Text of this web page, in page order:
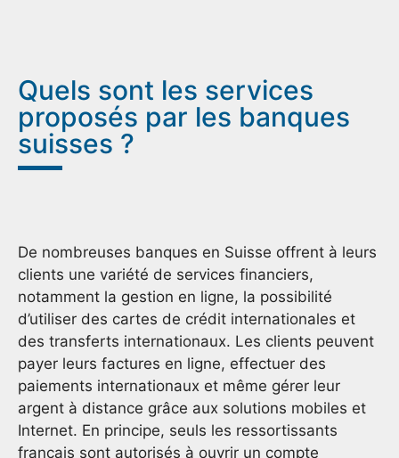
Quels sont les services
proposés par les banques
suisses ?
De nombreuses banques en Suisse offrent à leurs
clients une variété de services financiers,
notamment la gestion en ligne, la possibilité
d’utiliser des cartes de crédit internationales et
des transferts internationaux. Les clients peuvent
payer leurs factures en ligne, effectuer des
paiements internationaux et même gérer leur
argent à distance grâce aux solutions mobiles et
Internet. En principe, seuls les ressortissants
français sont autorisés à ouvrir un compte